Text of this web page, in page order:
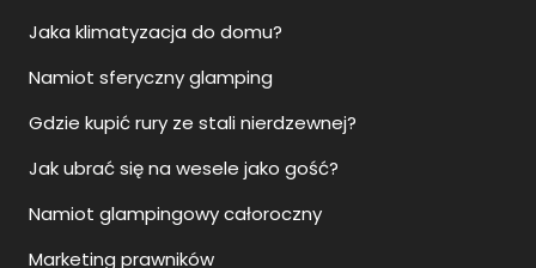
Jaka klimatyzacja do domu?
Namiot sferyczny glamping
Gdzie kupić rury ze stali nierdzewnej?
Jak ubrać się na wesele jako gość?
Namiot glampingowy całoroczny
Marketing prawników